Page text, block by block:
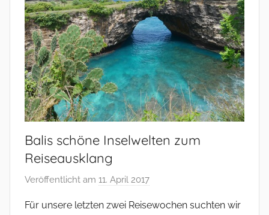
Balis schöne Inselwelten zum
Reiseausklang
Veröffentlicht am 11. April 2017
n
Für unsere letzten zwei Reisewochen suchten wir